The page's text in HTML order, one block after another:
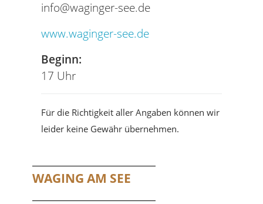
info@waginger-see.de
www.waginger-see.de
Beginn:
17 Uhr
Für die Richtigkeit aller Angaben können wir
leider keine Gewähr übernehmen.
WAGING AM SEE